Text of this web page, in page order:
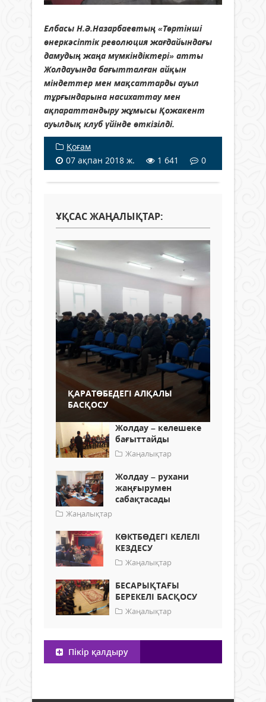
Елбасы Н.Ә.Назарбаевтың «Төртінші
өнеркәсіптік революция жағдайындағы
дамудың жаңа мүмкіндіктері» атты
Жолдауында бағытталған айқын
міндеттер мен мақсаттарды ауыл
тұрғындарына насихаттау мен
ақпараттандыру жұмысы Қожакент
ауылдық клуб үйінде өткізілді.
Қоғам
07 ақпан 2018 ж.
1 641 0
ҰҚСАС ЖАҢАЛЫҚТАР:
ҚАРАТӨБЕДЕГІ АЛҚАЛЫ
БАСҚОСУ
Жолдау – келешеке
бағыттайды
Жаңалықтар
Жолдау – рухани
жаңғырумен
сабақтасады
Жаңалықтар
КӨКТБӨДЕГІ КЕЛЕЛІ
КЕЗДЕСУ
Жаңалықтар
БЕСАРЫҚТАҒЫ
БЕРЕКЕЛІ БАСҚОСУ
Жаңалықтар
Пікір қалдыру